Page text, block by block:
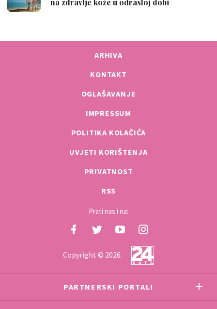
ARHIVA
KONTAKT
OGLAŠAVANJE
IMPRESSUM
POLITIKA KOLAČIĆA
UVJETI KORIŠTENJA
PRIVATNOST
RSS
Prati nas i na:
Copyright © 2026.
PARTNERSKI PORTALI